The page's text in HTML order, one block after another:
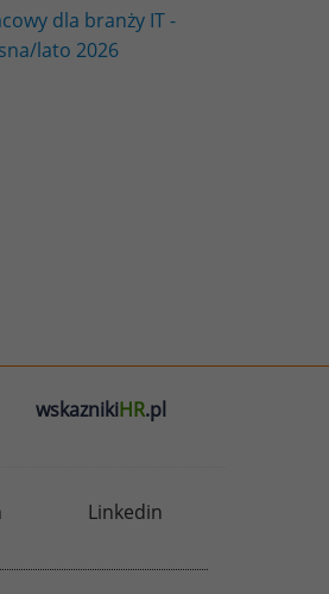
dla branży IT -
lato 2026
wskaznikiHR.pl
Linkedin